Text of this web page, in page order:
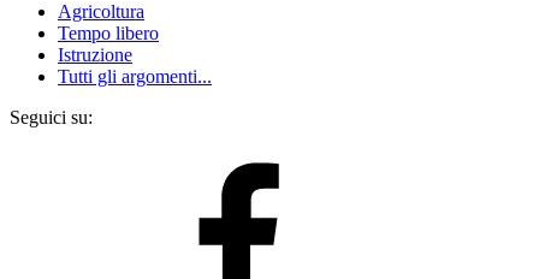
Agricoltura
Tempo libero
Istruzione
Tutti gli argomenti...
Seguici su: